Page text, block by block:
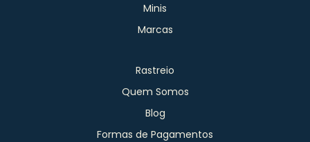
Minis
Marcas
Rastreio
Quem Somos
Blog
Formas de Pagamentos